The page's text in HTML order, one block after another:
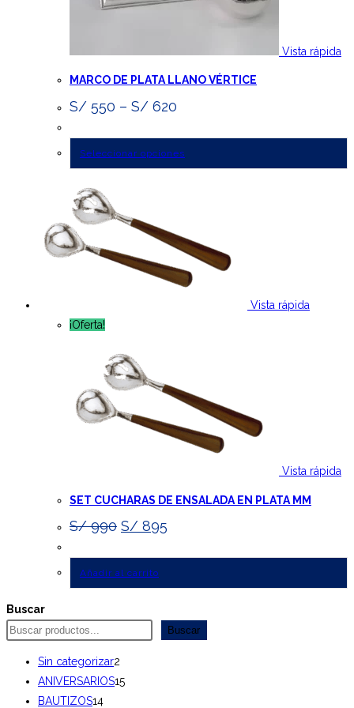
Vista rápida
MARCO DE PLATA LLANO VÉRTICE
S/ 550 – S/ 620
Seleccionar opciones
producto
tiene
múltiples
variantes.
se
página
Vista rápida
¡Oferta!
Vista rápida
SET CUCHARAS DE ENSALADA EN PLATA MM
S/990 El
precio
era:
S/ 990.
S/ 895
Añadir al carrito
Buscar
Buscar
Sin categorizar2
productos
ANIVERSARIOS1515
BAUTIZOS14